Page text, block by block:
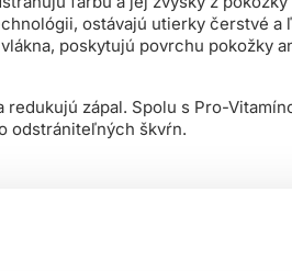
ostávajú utierky čerstvé
poskytujú povrchu pokožky
zápal. Spolu s Pro-
odstrániteľných škvŕn.